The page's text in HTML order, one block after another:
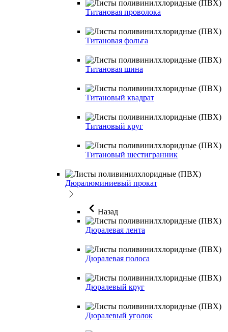
Титановая проволока
Титановая фольга
Титановая шина
Титановый квадрат
Титановый круг
Титановый шестигранник
Дюралюминиевый прокат
Назад
Дюралевая лента
Дюралевая полоса
Дюралевый круг
Дюралевый уголок